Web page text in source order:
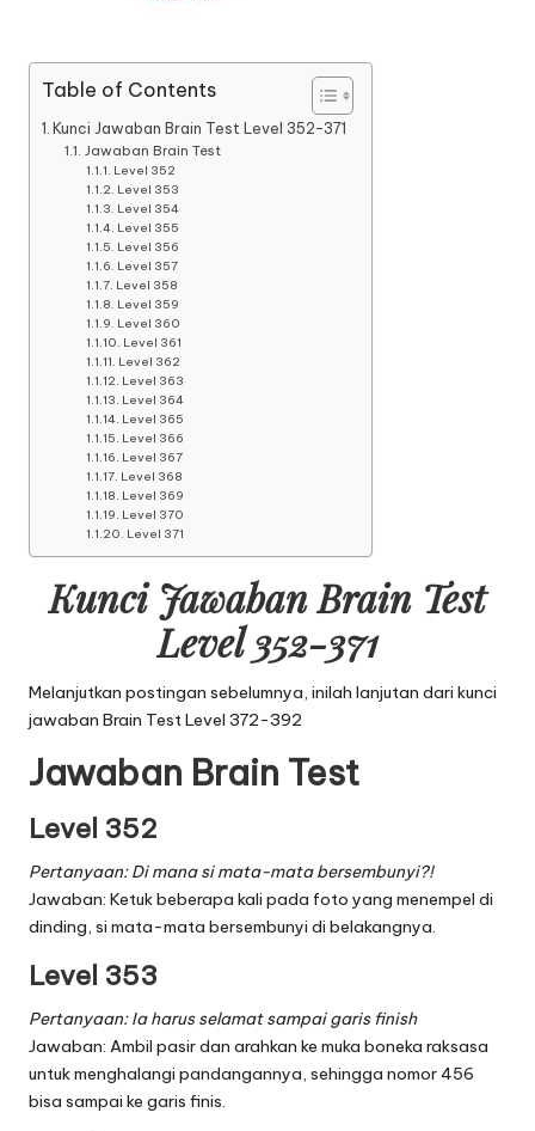
Table of Contents
Kunci Jawaban Brain Test Level 352-371
Jawaban Brain Test
Level 352
Level 353
Level 354
Level 355
Level 356
Level 357
Level 358
Level 359
Level 360
Level 361
Level 362
Level 363
Level 364
Level 365
Level 366
Level 367
Level 368
Level 369
Level 370
Level 371
Kunci Jawaban Brain Test
Level 352-371
Melanjutkan postingan sebelumnya, inilah lanjutan dari kunci
jawaban Brain Test Level 372-392
Jawaban Brain Test
Level 352
Pertanyaan: Di mana si mata-mata bersembunyi?!
Jawaban: Ketuk beberapa kali pada foto yang menempel di
dinding, si mata-mata bersembunyi di belakangnya.
Level 353
Pertanyaan: Ia harus selamat sampai garis finish
Jawaban: Ambil pasir dan arahkan ke muka boneka raksasa
untuk menghalangi pandangannya, sehingga nomor 456
bisa sampai ke garis finis.